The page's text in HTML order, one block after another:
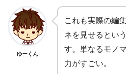
ゆーくん
これも実際の編
ネを見せるとい
す。単なるモノ
力がすごい。